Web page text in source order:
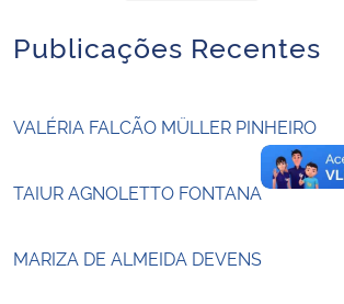
Gabinete de Segurança Institucional
Publicações Recentes
VALÉRIA FALCÃO MÜLLER PINHEIRO
TAIUR AGNOLETTO FONTANA
MARIZA DE ALMEIDA DEVENS